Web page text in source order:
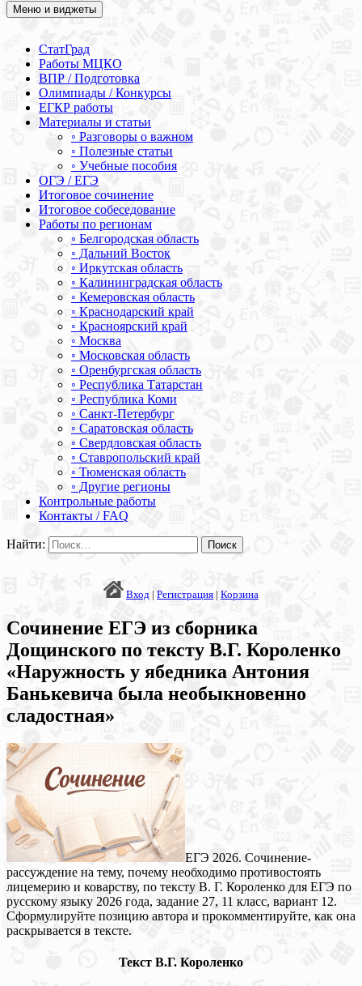
Академия СОВА
Подготовка к ЕГЭ, ОГЭ, ВПР, МЦКО, СтатГрад, КДР, ВОШ,
Меню и виджеты
СтатГрад
Работы МЦКО
ВПР / Подготовка
Олимпиады / Конкурсы
ЕГКР работы
Материалы и статьи
◦ Разговоры о важном
◦ Полезные статьи
◦ Учебные пособия
ОГЭ / ЕГЭ
Итоговое сочинение
Итоговое собеседование
Работы по регионам
◦ Белгородская область
◦ Дальний Восток
◦ Иркутская область
◦ Калининградская область
◦ Кемеровская область
◦ Краснодарский край
◦ Красноярский край
◦ Москва
◦ Московская область
◦ Оренбургская область
◦ Республика Татарстан
◦ Республика Коми
◦ Санкт-Петербург
◦ Саратовская область
◦ Свердловская область
◦ Ставропольский край
◦ Тюменская область
◦ Другие регионы
Контрольные работы
Контакты / FAQ
Найти:
Вход | Регистрация | Корзина
Сочинение ЕГЭ из сборника
Дощинского по тексту В.Г. Короленко
«Наружность у ябедника Антония
Банькевича была необыкновенно
сладостная»
ЕГЭ 2026. Сочинение-
рассуждение на тему, почему необходимо противостоять
лицемерию и коварству, по тексту В. Г. Короленко для ЕГЭ по
русскому языку 2026 года, задание 27, 11 класс, вариант 12.
Сформулируйте позицию автора и прокомментируйте, как она
раскрывается в тексте.
Текст В.Г. Короленко